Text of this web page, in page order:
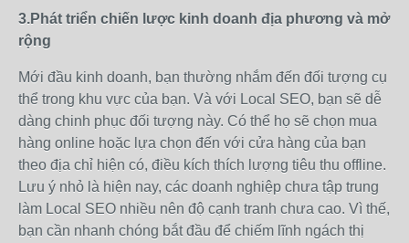
3.Phát triển chiến lược kinh doanh địa phương và mở
rộng
Mới đầu kinh doanh, bạn thường nhắm đến đối tượng cụ
thể trong khu vực của bạn. Và với Local SEO, bạn sẽ dễ
dàng chinh phục đối tượng này. Có thể họ sẽ chọn mua
hàng online hoặc lựa chọn đến với cửa hàng của bạn
theo địa chỉ hiện có, điều kích thích lượng tiêu thu offline.
Lưu ý nhỏ là hiện nay, các doanh nghiệp chưa tập trung
làm Local SEO nhiều nên độ cạnh tranh chưa cao. Vì thế,
bạn cần nhanh chóng bắt đầu để chiếm lĩnh ngách thị